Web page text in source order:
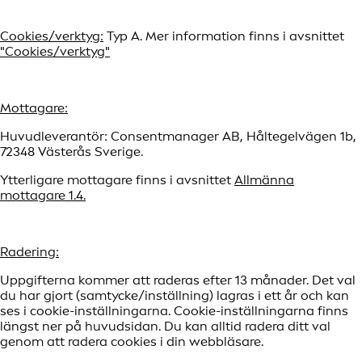
Cookies/verktyg: Typ A. Mer information finns i avsnittet
"Cookies/verktyg"
Mottagare:
Huvudleverantör: Consentmanager AB, Håltegelvägen 1b,
72348 Västerås Sverige.
Ytterligare mottagare finns i avsnittet Allmänna
mottagare 1.4.
Radering:
Uppgifterna kommer att raderas efter 13 månader. Det val
du har gjort (samtycke/inställning) lagras i ett år och kan
ses i cookie-inställningarna. Cookie-inställningarna finns
längst ner på huvudsidan. Du kan alltid radera ditt val
genom att radera cookies i din webbläsare.